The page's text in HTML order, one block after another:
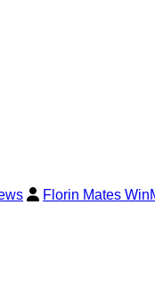
Florin Mates